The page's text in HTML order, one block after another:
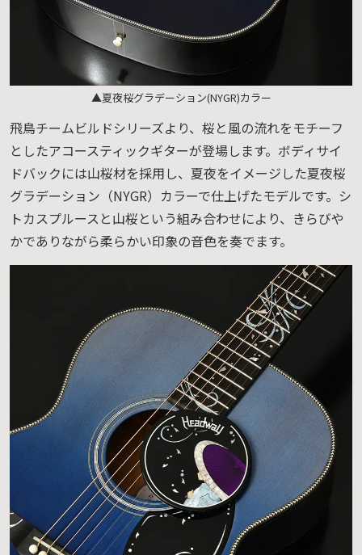
▲夏夜桜グラデーション(NYGR)カラー
飛鳥チームビルドシリーズより、桜と風の流れをモチーフ
としたアコースティックギターが登場します。ボディサイ
ドバックには山桜材を採用し、夏夜をイメージした夏夜桜
グラデーション（NYGR）カラーで仕上げたモデルです。シ
トカスプルースと山桜という組み合わせにより、きらびや
かでありながら柔らかい印象の音色を奏でます。